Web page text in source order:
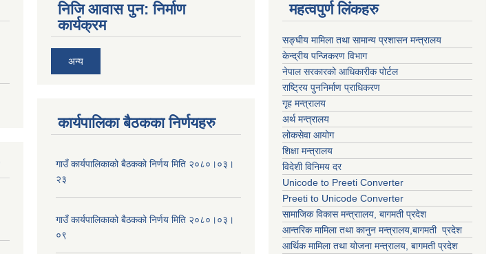
निजि आवास पुन: निर्माण
कार्यक्रम
अन्य
कार्यपालिका बैठकका निर्णयहरु
गाउँ कार्यपालिकाको बैठकको निर्णय मिति २०८०।०३।
२३
गाउँ कार्यपालिकाको बैठकको निर्णय मिति २०८०।०३।
०९
महत्वपुर्ण लिंकहरु
सङ्घीय मामिला तथा सामान्य प्रशासन मन्त्रालय
केन्द्रीय पन्जिकरण विभाग
नेपाल सरकारको आधिकारीक पोर्टल
राष्ट्रिय पुननिर्माण प्राधिकरण
गृह मन्त्रालय
अर्थ मन्त्रालय
लोकसेवा आयोग
शिक्षा मन्त्रालय
विदेशी विनिमय दर
Unicode to Preeti Converter
Preeti to Unicode Converter
सामाजिक विकास मन्त्राालय, बागमती प्रदेश
आन्तरिक मामिला तथा कानुन मन्त्रालय,बागमती प्रदेश
आर्थिक मामिला तथा योजना मन्त्रालय, बागमती प्रदेश